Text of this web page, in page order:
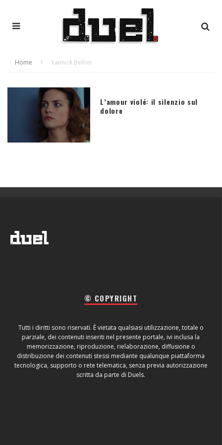
Home Yannick Bellon
L’amour violé: il silenzio sul
dolore
© COPYRIGHT
Tutti i diritti sono riservati. È vietata qualsiasi utilizzazione, totale o
parziale, dei contenuti inseriti nel presente portale, ivi inclusa la
memorizzazione, riproduzione, rielaborazione, diffusione o
distribuzione dei contenuti stessi mediante qualunque piattaforma
tecnologica, supporto o rete telematica, senza previa autorizzazione
scritta da parte di Duels.